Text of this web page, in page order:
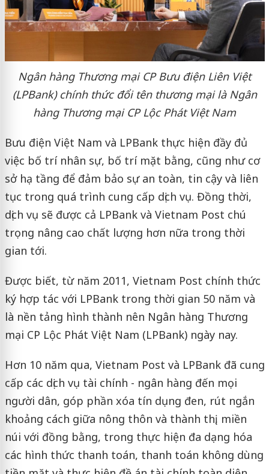
Ngân hàng Thương mại CP Bưu điện Liên Việt
(LPBank) chính thức đổi tên thương mại là Ngân
hàng Thương mại CP Lộc Phát Việt Nam
Bưu điện Việt Nam và LPBank thực hiện đầy đủ
việc bố trí nhân sự, bố trí mặt bằng, cũng như cơ
sở hạ tầng để đảm bảo sự an toàn, tin cậy và liên
tục trong quá trình cung cấp dịch vụ. Đồng thời,
dịch vụ sẽ được cả LPBank và Vietnam Post chú
trọng nâng cao chất lượng hơn nữa trong thời
gian tới.
Được biết, từ năm 2011, Vietnam Post chính thức
ký hợp tác với LPBank trong thời gian 50 năm và
là nền tảng hình thành nên Ngân hàng Thương
mại CP Lộc Phát Việt Nam (LPBank) ngày nay.
Hơn 10 năm qua, Vietnam Post và LPBank đã cung
cấp các dịch vụ tài chính - ngân hàng đến mọi
người dân, góp phần xóa tín dụng đen, rút ngắn
khoảng cách giữa nông thôn và thành thị, miền
núi với đồng bằng, trong thực hiện đa dạng hóa
các hình thức thanh toán, thanh toán không dùng